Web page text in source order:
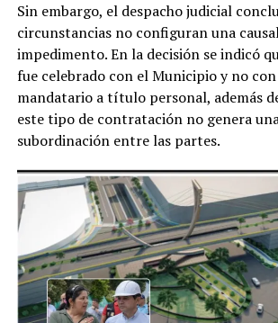
Sin embargo, el despacho judicial
circunstancias no configuran una
impedimento. En la decisión se indicó
fue celebrado con el Municipio y no
mandatario a título personal, además
este tipo de contratación no genera
subordinación entre las partes.